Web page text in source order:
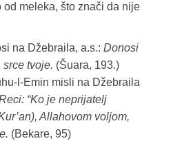
meleka, što znači da nije
na Džebraila, a.s.: Donosi
tvoje. (Šuara, 193.)
l-Emin misli na Džebraila
“Ko je neprijatelj
Allahovom voljom,
(Bekare, 95)